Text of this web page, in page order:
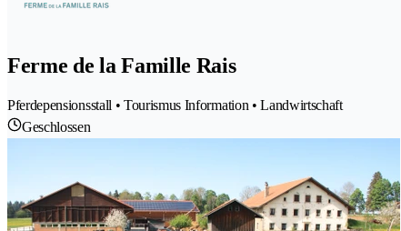
Ferme de la Famille Rais
Pferdepensionsstall • Tourismus Information • Landwirtschaft
Geschlossen